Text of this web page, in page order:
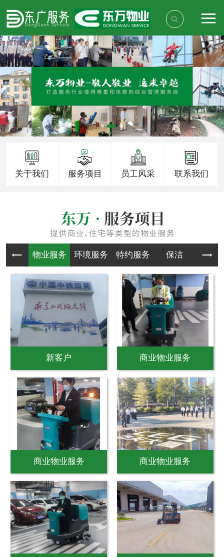
关于我们 服务项目 员工风采 联系我们
物业服务 环境服务 特约服务 保洁 物业
新客户 商业物业服务
商业物业服务 商业物业服务